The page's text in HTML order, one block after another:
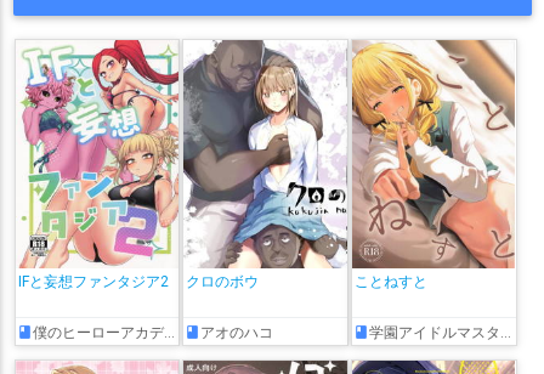
IFと妄想ファンタジア2
僕のヒーローアカデミア
クロのボウ
アオのハコ
ことねすと
学園アイドルマスター